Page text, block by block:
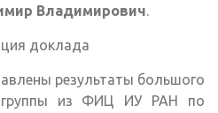
Владимирович.
доклада
результаты большого
группы из ФИЦ ИУ РАН по